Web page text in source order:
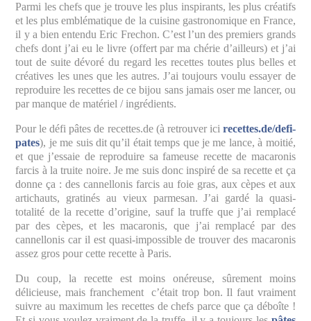
Parmi les chefs que je trouve les plus inspirants, les plus créatifs
et les plus emblématique de la cuisine gastronomique en France,
il y a bien entendu Eric Frechon. C’est l’un des premiers grands
chefs dont j’ai eu le livre (offert par ma chérie d’ailleurs) et j’ai
tout de suite dévoré du regard les recettes toutes plus belles et
créatives les unes que les autres. J’ai toujours voulu essayer de
reproduire les recettes de ce bijou sans jamais oser me lancer, ou
par manque de matériel / ingrédients.
Pour le défi pâtes de recettes.de (à retrouver ici recettes.de/defi-
pates), je me suis dit qu’il était temps que je me lance, à moitié,
et que j’essaie de reproduire sa fameuse recette de macaronis
farcis à la truite noire. Je me suis donc inspiré de sa recette et ça
donne ça : des cannellonis farcis au foie gras, aux cèpes et aux
artichauts, gratinés au vieux parmesan. J’ai gardé la quasi-
totalité de la recette d’origine, sauf la truffe que j’ai remplacé
par des cèpes, et les macaronis, que j’ai remplacé par des
cannellonis car il est quasi-impossible de trouver des macaronis
assez gros pour cette recette à Paris.
Du coup, la recette est moins onéreuse, sûrement moins
délicieuse, mais franchement c’était trop bon. Il faut vraiment
suivre au maximum les recettes de chefs parce que ça déboîte !